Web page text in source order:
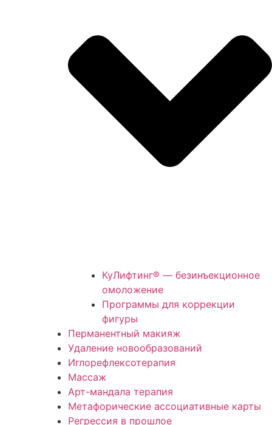
КуЛифтинг® — безинъекционное
омоложение
Программы для коррекции
фигуры
Перманентный макияж
Удаление новообразований
Иглорефлексотерапия
Массаж
Арт-мандала терапия
Метафорические ассоциативные карты
Регрессия в прошлое